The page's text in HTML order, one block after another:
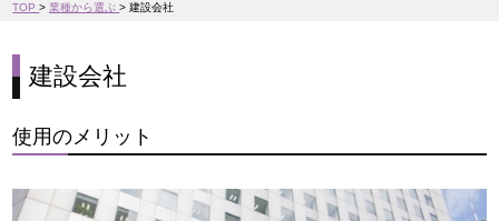
TOP>業種から選ぶ>建設会社
建設会社
使用のメリット